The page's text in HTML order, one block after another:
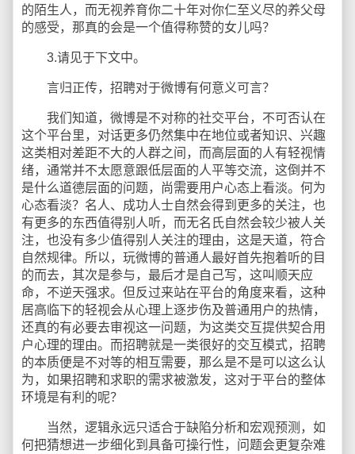
的陌生人，而无视养育你二十年对你仁至义尽的养父母
的感受，那真的会是一个值得称赞的女儿吗？
3.请见于下文中。
言归正传，招聘对于微博有何意义可言？
我们知道，微博是不对称的社交平台，不可否认在
这个平台里，对话更多仍然集中在地位或者知识、兴趣
这类相对差距不大的人群之间，而高层面的人有轻视情
绪，通常并不太愿意跟低层面的人平等交流，这倒并不
是什么道德层面的问题，尚需要用户心态上看淡。何为
心态看淡？名人、成功人士自然会得到更多的关注，也
有更多的东西值得别人听，而无名氏自然会较少被人关
注，也没有多少值得别人关注的理由，这是天道，符合
自然规律。所以，玩微博的普通人最好首先抱着听的目
的而去，其次是参与，最后才是自己写，这叫顺天应
命，不逆天强求。但反过来站在平台的角度来看，这种
居高临下的轻视会从心理上逐步伤及普通用户的热情，
还真的有必要去审视这一问题，为这类交互提供契合用
户心理的理由。而招聘就是一类很好的交互模式，招聘
的本质便是不对等的相互需要，那么是不是可以这么认
为，如果招聘和求职的需求被激发，这对于平台的整体
环境是有利的呢？
当然，逻辑永远只适合于缺陷分析和宏观预测，如
何把猜想进一步细化到具备可操行性，问题会更复杂难